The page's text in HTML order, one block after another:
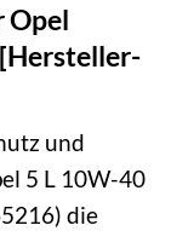
Opel
und
5 L 10W-40
die